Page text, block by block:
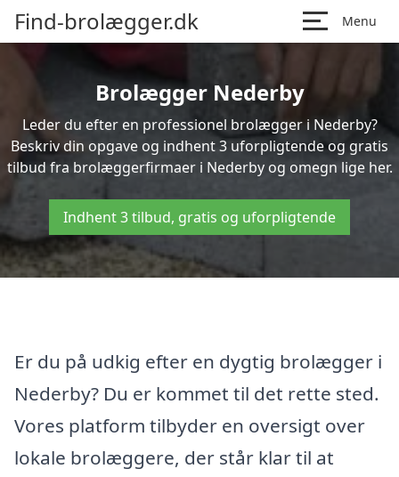
Find-brolægger.dk Menu
Brolægger Nederby
Leder du efter en professionel brolægger i Nederby?
Beskriv din opgave og indhent 3 uforpligtende og gratis
tilbud fra brolæggerfirmaer i Nederby og omegn lige her.
Indhent 3 tilbud, gratis og uforpligtende
Er du på udkig efter en dygtig brolægger i
Nederby? Du er kommet til det rette sted.
Vores platform tilbyder en oversigt over
lokale brolæggere, der står klar til at